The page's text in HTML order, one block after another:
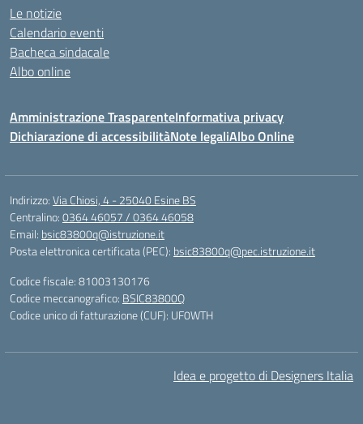
Le notizie
Calendario eventi
Bacheca sindacale
Albo online
Amministrazione TrasparenteInformativa privacy
Dichiarazione di accessibilitàNote legaliAlbo Online
Indirizzo:Via Chiosi, 4 - 25040 Esine BS
Centralino:0364 46057 / 0364 46058
Email: bsic83800q@istruzione.it
Posta elettronica certificata (PEC): bsic83800q@pec.istruzione.it
Codice fiscale: 81003130176
Codice meccanografico: BSIC83800Q
Codice unico di fatturazione (CUF): UF0WTH
Idea e progetto di Designers Italia